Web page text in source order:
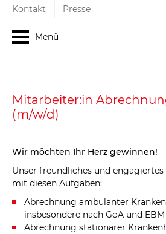
Kontakt Presse
Menü
Mitarbeiter:in
(m/w/d)
Wir möchten Ihr Herz gewinnen!
Unser freundliches und
mit diesen Aufgaben:
Abrechnung ambulanter
insbesondere nach GoÄ und EBM
Abrechnung stationärer